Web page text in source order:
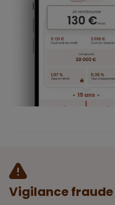
Vigilance fraude